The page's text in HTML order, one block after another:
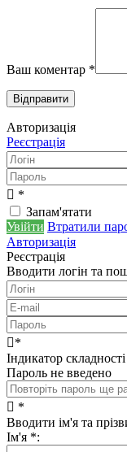
Ваш коментар *
Авторизація
Реєстрація
*
Запам'ятати
Увійти Втратили
Авторизація
Реєстрація
Вводити логін та
*
Індикатор
Пароль не введено
*
Вводити ім'я та
Ім'я *: